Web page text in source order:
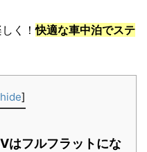
く！快適な車中泊でステ
hide]
はフルフラットにな